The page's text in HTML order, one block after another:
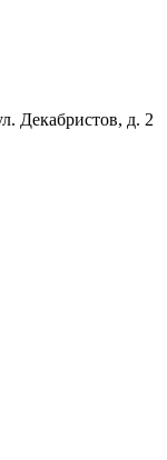
Декабристов, д. 2